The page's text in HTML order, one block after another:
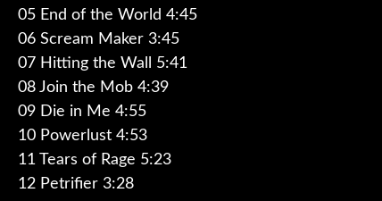
05 End of the World 4:45
06 Scream Maker 3:45
07 Hitting the Wall 5:41
08 Join the Mob 4:39
09 Die in Me 4:55
10 Powerlust 4:53
11 Tears of Rage 5:23
12 Petrifier 3:28